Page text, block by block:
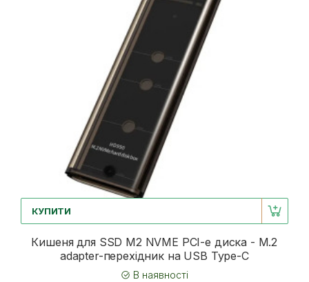
КУПИТИ
Кишеня для SSD M2 NVME PCI-e диска - M.2
adapter-перехідник на USB Type-C
В наявності